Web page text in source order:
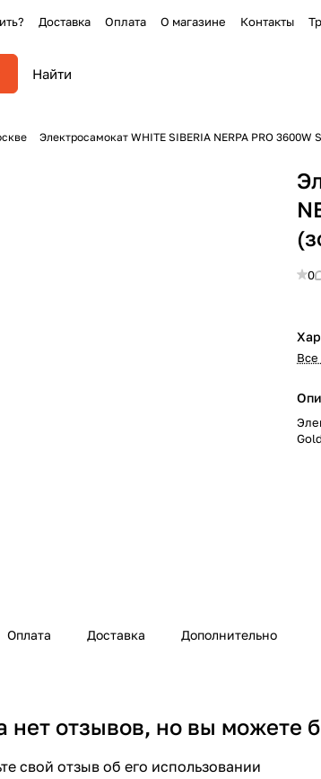
Доставка Оплата О магазине Контакты
Электросамокат WHITE SIBERIA NERPA PRO 3600W
0
Все
Оплата Доставка Дополнительно
нет отзывов, но вы можете
свой отзыв об его использовании